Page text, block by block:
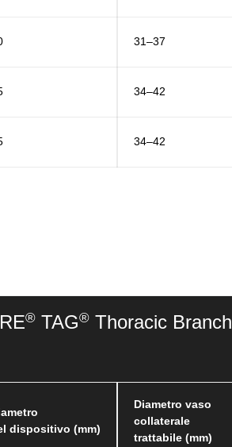
31–37
34–42
34–42
® TAG® Thoracic Branch
dispositivo (mm)
Diametro vaso
collaterale
trattabile (mm)